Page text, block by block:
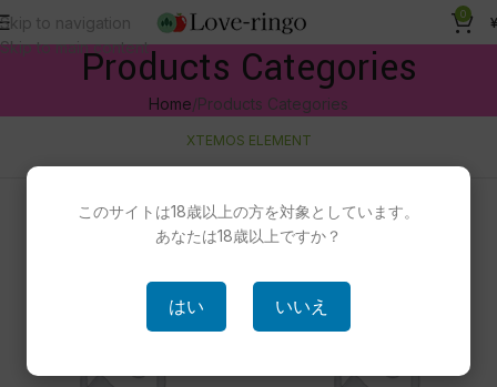
Skip to navigation
Skip to main content
0 ¥
Products Categories
Home Products Categories
XTEMOS ELEMENT
Categories grid element
このサイトは18歳以上の方を対象としています。
あなたは18歳以上ですか？
はい いいえ